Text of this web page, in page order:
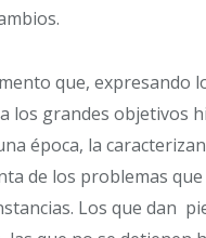
que, expresando
los grandes objetivos
época, la
de los problemas que
Los que dan